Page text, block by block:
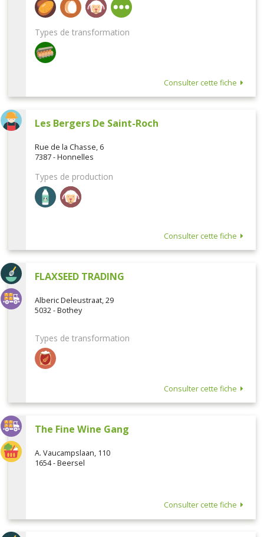
Types de transformation
Consulter cette fiche
Les Bergers De Saint-Roch
Rue de la Chasse, 6
7387 - Honnelles
Types de production
Consulter cette fiche
FLAXSEED TRADING
Alberic Deleustraat, 29
5032 - Bothey
Types de transformation
Consulter cette fiche
The Fine Wine Gang
A. Vaucampslaan, 110
1654 - Beersel
Consulter cette fiche